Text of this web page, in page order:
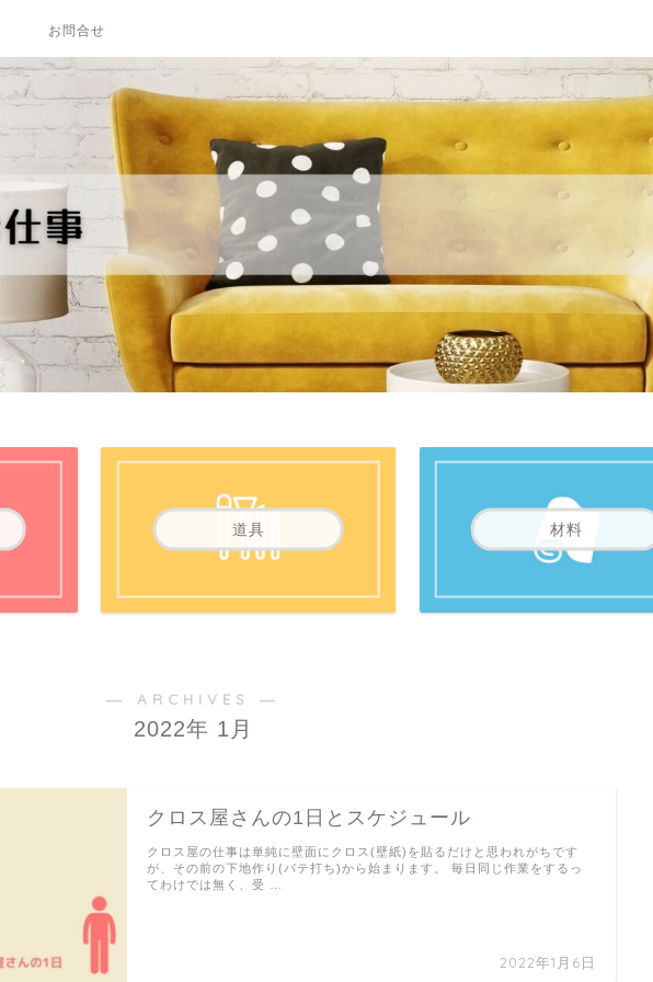
お問合せ
道具 材料
― ARCHIVES ―
2022年 1月
クロス屋さんの1日とスケジュール
2022年1月6日
クロス屋の仕事は単純に壁面にクロス(壁紙)を貼るだけと思われがちです
が、その前の下地作り(パテ打ち)から始まります。 毎日同じ作業をするっ
てわけでは無く、受 …